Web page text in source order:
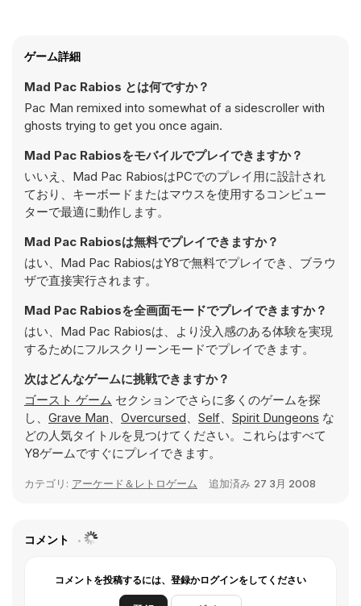
ゲーム詳細
Mad Pac Rabios とは何ですか？
Pac Man remixed into somewhat of a sidescroller with
ghosts trying to get you once again.
Mad Pac Rabiosをモバイルでプレイできますか？
いいえ、Mad Pac RabiosはPCでのプレイ用に設計され
ており、キーボードまたはマウスを使用するコンピュー
ターで最適に動作します。
Mad Pac Rabiosは無料でプレイできますか？
はい、Mad Pac RabiosはY8で無料でプレイでき、ブラウ
ザで直接実行されます。
Mad Pac Rabiosを全画面モードでプレイできますか？
はい、Mad Pac Rabiosは、より没入感のある体験を実現
するためにフルスクリーンモードでプレイできます。
次はどんなゲームに挑戦できますか？
ゴースト ゲーム セクションでさらに多くのゲームを探
し、 Grave Man、 Overcursed、 Self、 Spirit Dungeons な
どの人気タイトルを見つけてください。これらはすべて
Y8ゲームですぐにプレイできます。
カテゴリ: アーケード＆レトロゲーム 追加済み 27 3月 2008
コメント
コメントを投稿するには、登録かログインをしてください